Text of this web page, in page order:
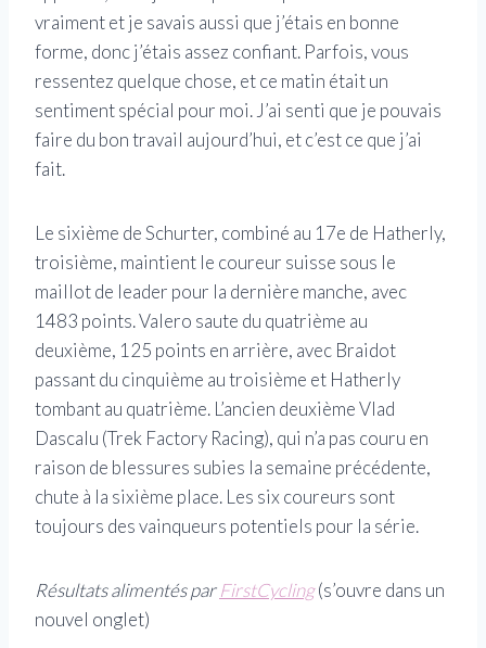
vraiment et je savais aussi que j’étais en bonne
forme, donc j’étais assez confiant. Parfois, vous
ressentez quelque chose, et ce matin était un
sentiment spécial pour moi. J’ai senti que je pouvais
faire du bon travail aujourd’hui, et c’est ce que j’ai
fait.
Le sixième de Schurter, combiné au 17e de Hatherly,
troisième, maintient le coureur suisse sous le
maillot de leader pour la dernière manche, avec
1483 points. Valero saute du quatrième au
deuxième, 125 points en arrière, avec Braidot
passant du cinquième au troisième et Hatherly
tombant au quatrième. L’ancien deuxième Vlad
Dascalu (Trek Factory Racing), qui n’a pas couru en
raison de blessures subies la semaine précédente,
chute à la sixième place. Les six coureurs sont
toujours des vainqueurs potentiels pour la série.
Résultats alimentés parFirstCycling(s’ouvre dans un
nouvel onglet)